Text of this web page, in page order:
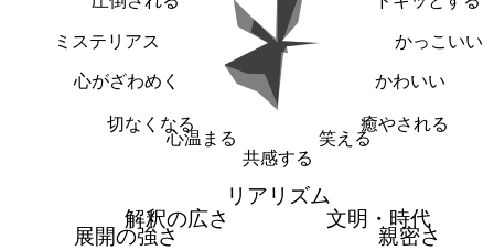
かっこいい
かわいい
癒やされる
笑える
共感する
心温まる
切なくなる
心がざわめく
ミステリアス
リアリズム
文明・時代
親密さ
展開の強さ
解釈の広さ